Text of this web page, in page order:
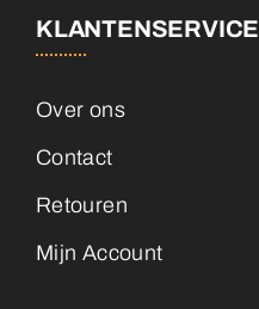
KLANTENSERVICE
Over ons
Contact
Retouren
Mijn Account